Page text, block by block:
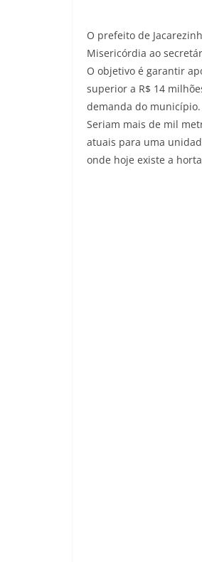
O prefeito de
Misericórdia ao
O objetivo é garantir
superior a R$ 14
demanda do município.
Seriam mais de mil
atuais para uma
onde hoje existe a